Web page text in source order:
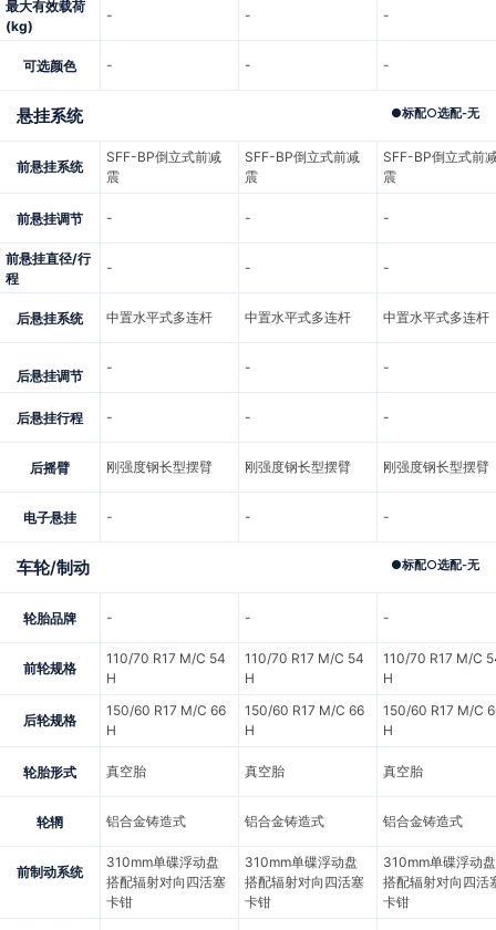
最大有效载荷
(kg)
- - -
可选颜色 - - -
悬挂系统 ●标配○选配-无
前悬挂系统
SFF-BP倒立式前减
震
SFF-BP倒立式前减
震
SFF-BP倒立式前
震
前悬挂调节 - - -
前悬挂直径/行
程
- - -
后悬挂系统 中置水平式多连杆 中置水平式多连杆 中置水平式多连杆
后悬挂调节
- - -
后悬挂行程 - - -
后摇臂 刚强度钢长型摆臂 刚强度钢长型摆臂 刚强度钢长型摆臂
电子悬挂 - - -
车轮/制动 ●标配○选配-无
轮胎品牌 - - -
前轮规格
110/70 R17 M/C 54
H
110/70 R17 M/C 54
H
110/70 R17 M/C
H
后轮规格
150/60 R17 M/C 66
H
150/60 R17 M/C 66
H
150/60 R17 M/C
H
轮胎形式 真空胎 真空胎 真空胎
轮辋 铝合金铸造式 铝合金铸造式 铝合金铸造式
前制动系统
310mm单碟浮动盘
搭配辐射对向四活塞
卡钳
310mm单碟浮动盘
搭配辐射对向四活塞
卡钳
310mm单碟浮动盘
搭配辐射对向四活
卡钳